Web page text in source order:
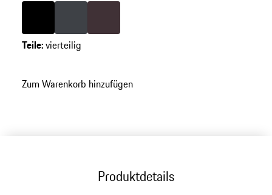
Farbe
schwarz
Farbe schiefergrau
Farbe brombeer
Teile:vierteilig
Zum Warenkorb hinzufügen
Produktdetails